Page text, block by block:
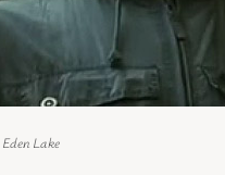
Eden Lake